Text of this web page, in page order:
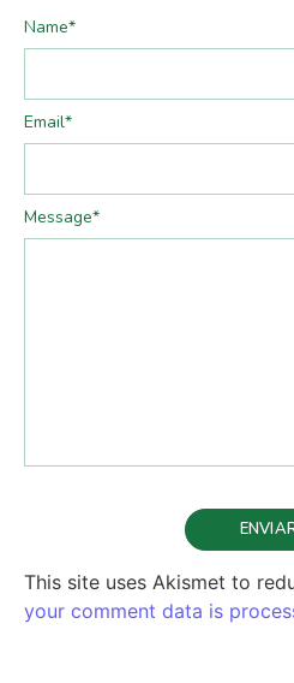
Message*
Name*
Email*
This site uses Akismet to
your comment data is